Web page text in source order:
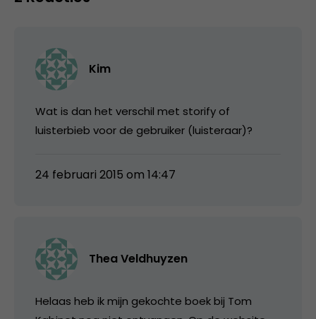
Kim
Wat is dan het verschil met storify of
luisterbieb voor de gebruiker (luisteraar)?
24 februari 2015 om 14:47
Thea Veldhuyzen
Helaas heb ik mijn gekochte boek bij Tom